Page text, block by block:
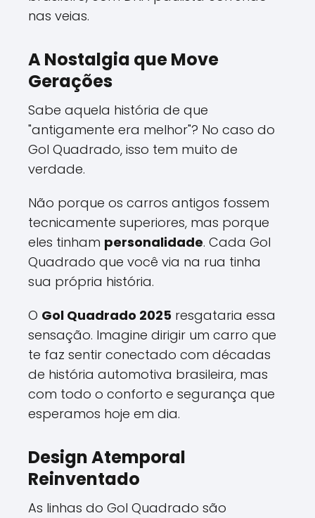
nas veias.
A Nostalgia que Move
Gerações
Sabe aquela história de que
"antigamente era melhor"? No caso do
Gol Quadrado, isso tem muito de
verdade.
Não porque os carros antigos fossem
tecnicamente superiores, mas porque
eles tinham personalidade. Cada Gol
Quadrado que você via na rua tinha
sua própria história.
O Gol Quadrado 2025 resgataria essa
sensação. Imagine dirigir um carro que
te faz sentir conectado com décadas
de história automotiva brasileira, mas
com todo o conforto e segurança que
esperamos hoje em dia.
Design Atemporal
Reinventado
As linhas do Gol Quadrado são